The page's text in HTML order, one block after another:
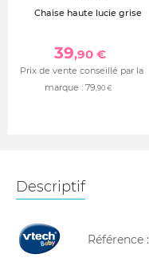
Chaise haute lucie grise
39,90 €
Prix de vente conseillé par la
marque : 79,90 €
Descriptif
Référence :